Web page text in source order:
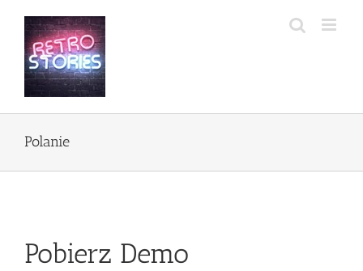
zawartości
Polanie
Pobierz Demo